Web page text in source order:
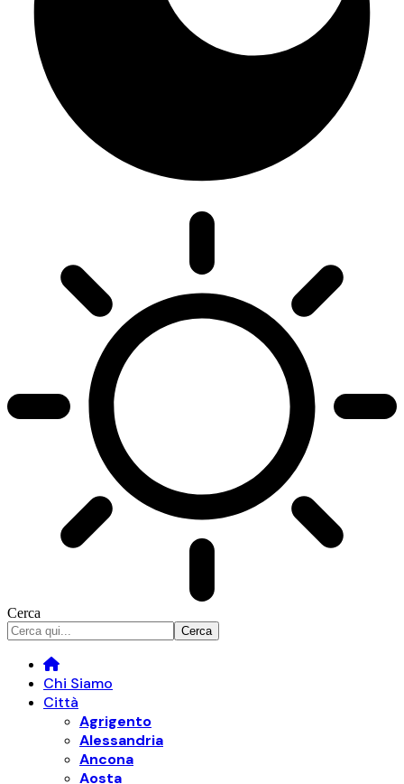
Cerca
Chi Siamo
Città
Agrigento
Alessandria
Ancona
Aosta